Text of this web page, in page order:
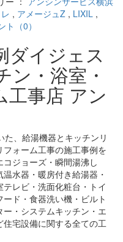
, アメージュZ , LIXIL ,
ト（0）
ダイジェス
ン・浴室・
工事店 アン
、給湯機器とキッチンリ
ォーム工事の施工事例を
ジョーズ・瞬間湯沸し
水器・暖房付き給湯器・
レビ・洗面化粧台・トイ
ド・食器洗い機・ビルト
・システムキッチン・エ
宅設備に関する全ての工